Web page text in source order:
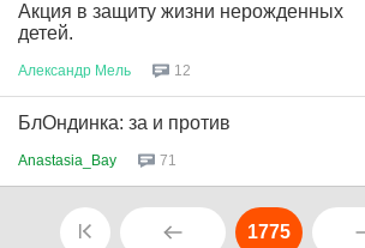
Акция в защиту жизни нерожденных
детей.
Александр Мель 12
БлОндинка: за и против
Anastasia_Bay 71
1775